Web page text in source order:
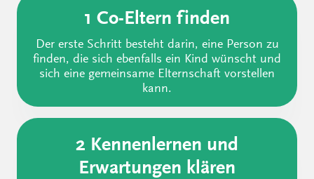
1 Co-Eltern finden
Der erste Schritt besteht darin, eine Person zu
finden, die sich ebenfalls ein Kind wünscht und
sich eine gemeinsame Elternschaft vorstellen
kann.
2 Kennenlernen und
Erwartungen klären